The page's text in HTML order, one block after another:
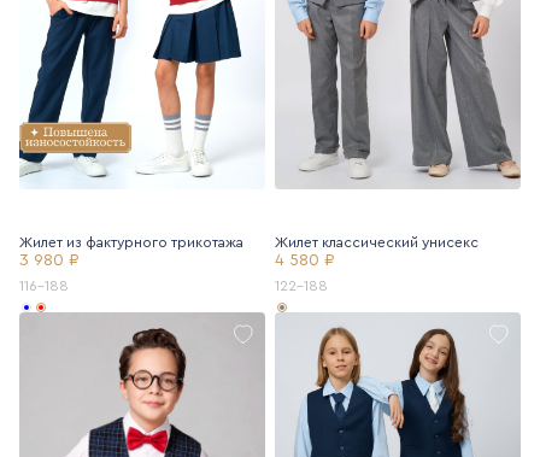
Жилет из фактурного трикотажа
3 980 ₽
116-188
Жилет классический унисекс
4 580 ₽
122-188